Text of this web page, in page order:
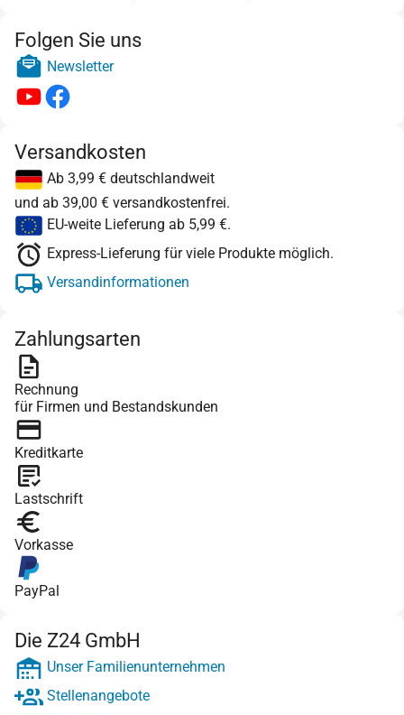
Folgen Sie uns
Newsletter
Versandkosten
Ab 3,99 € deutschlandweit
und ab 39,00 € versandkostenfrei.
EU-weite Lieferung ab 5,99 €.
Express-Lieferung für viele Produkte möglich.
Versandinformationen
Zahlungsarten
Rechnung
für Firmen und Bestandskunden
Kreditkarte
Lastschrift
Vorkasse
PayPal
Die Z24 GmbH
Unser Familienunternehmen
Stellenangebote